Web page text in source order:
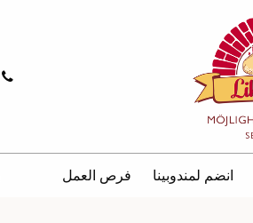
انضم لمندوبينا فرص العمل